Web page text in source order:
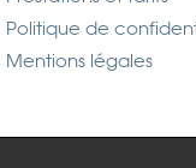
Politique de
Mentions légales